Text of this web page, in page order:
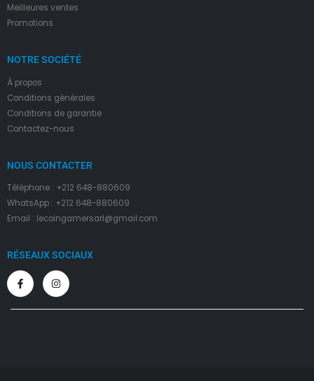
Meilleures ventes
Promotions
NOTRE SOCIÉTÉ
À propos
Conditions générales
Conditions de garantie
Contactez-nous
NOUS CONTACTER
Téléphone : +212 648-880609
WhatsApp : +212 648-880609
Email : lecoingamersarl@gmail.com
RÉSEAUX SOCIAUX